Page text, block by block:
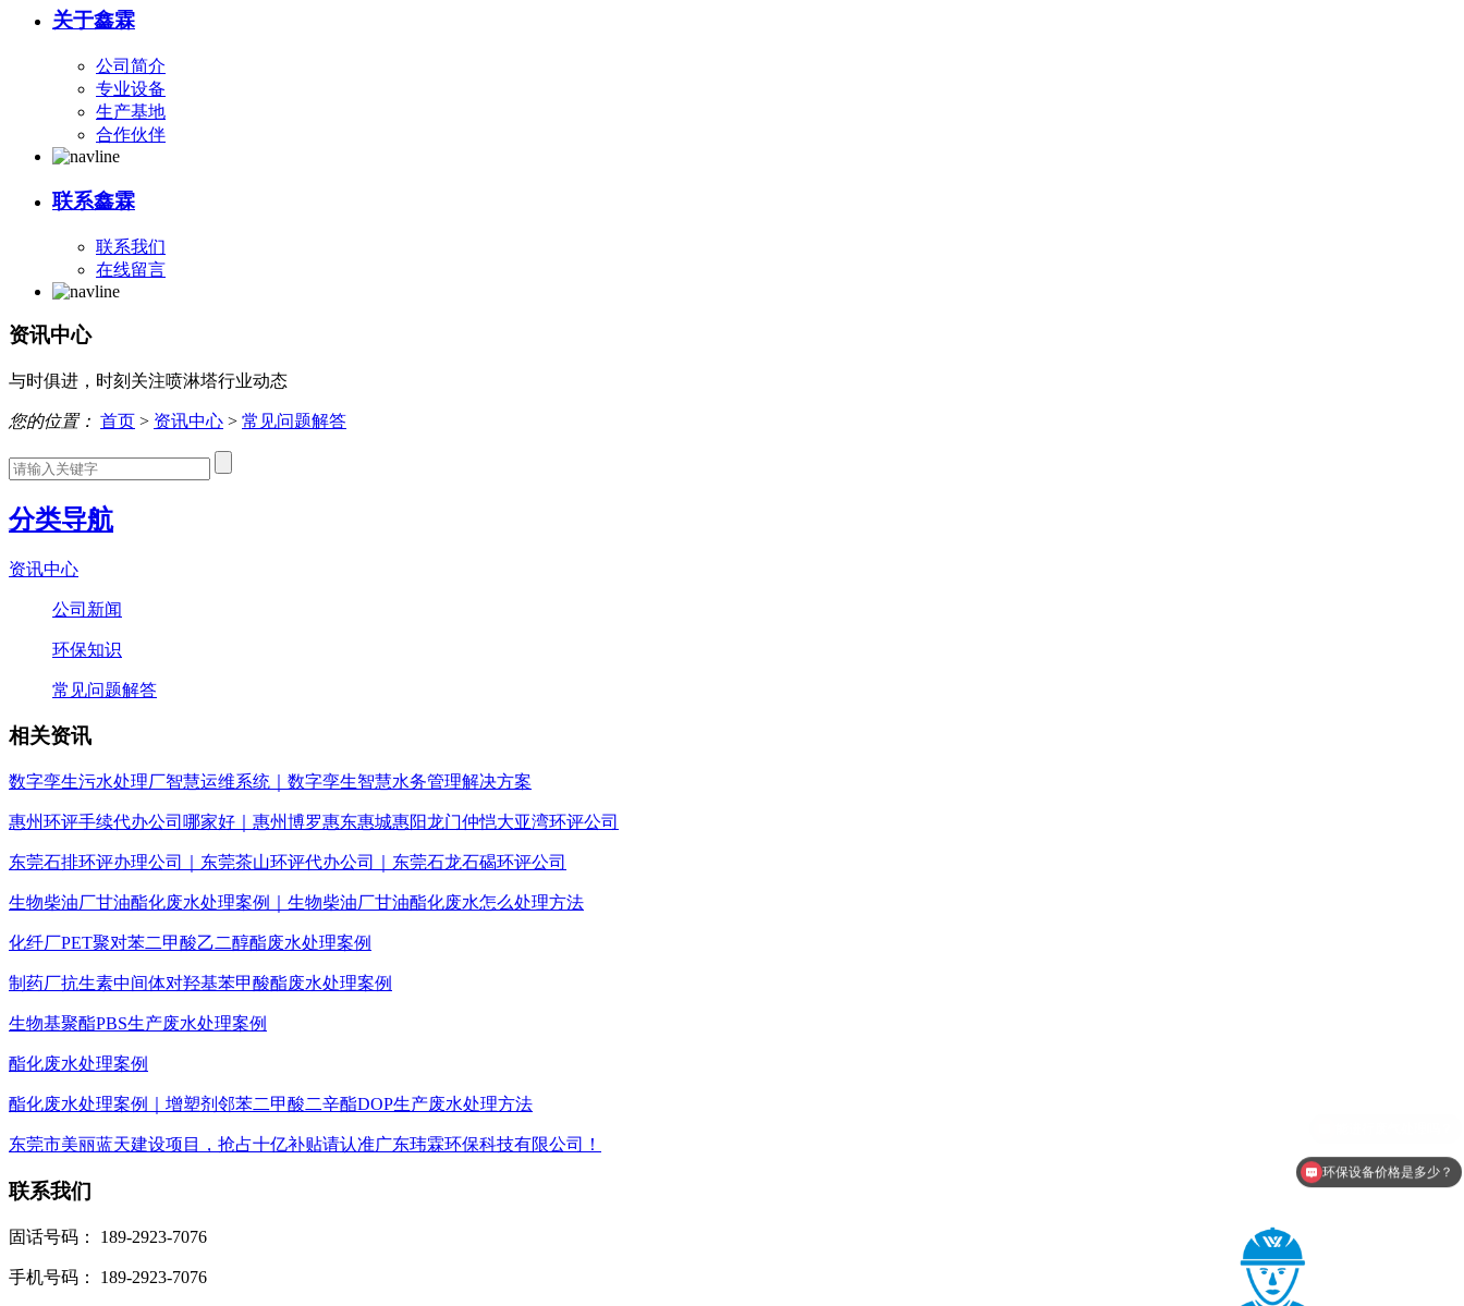
关于鑫霖
公司简介
专业设备
生产基地
合作伙伴
联系鑫霖
联系我们
在线留言
资讯中心
与时俱进，时刻关注喷淋塔行业动态
您的位置： 首页 > 资讯中心 > 常见问题解答
分类导航
资讯中心
公司新闻
环保知识
常见问题解答
相关资讯
数字孪生污水处理厂智慧运维系统｜数字孪生智慧水务管理解决方案
惠州环评手续代办公司哪家好｜惠州博罗惠东惠城惠阳龙门仲恺大亚湾环评公司
东莞石排环评办理公司｜东莞茶山环评代办公司｜东莞石龙石碣环评公司
生物柴油厂甘油酯化废水处理案例｜生物柴油厂甘油酯化废水怎么处理方法
化纤厂PET聚对苯二甲酸乙二醇酯废水处理案例
制药厂抗生素中间体对羟基苯甲酸酯废水处理案例
生物基聚酯PBS生产废水处理案例
酯化废水处理案例
酯化废水处理案例｜增塑剂邻苯二甲酸二辛酯DOP生产废水处理方法
东莞市美丽蓝天建设项目，抢占十亿补贴请认准广东玮霖环保科技有限公司！
联系我们
固话号码： 189-2923-7076
手机号码： 189-2923-7076
环保设备价格是多少？